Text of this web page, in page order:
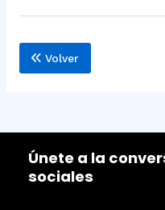
Volver
Únete a la
sociales